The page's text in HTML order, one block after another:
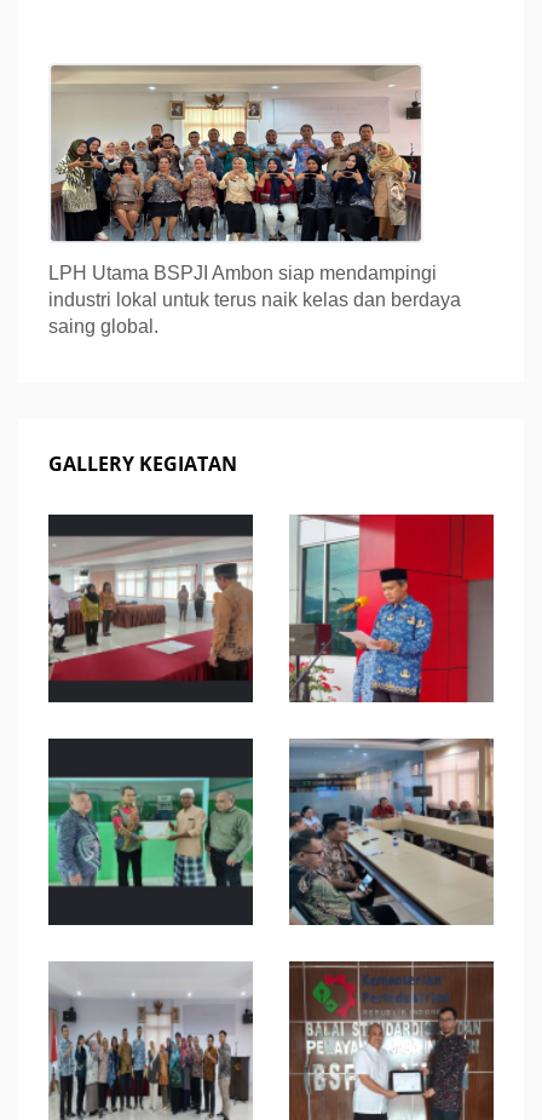
LPH Utama BSPJI Ambon siap mendampingi
industri lokal untuk terus naik kelas dan berdaya
saing global.
GALLERY KEGIATAN